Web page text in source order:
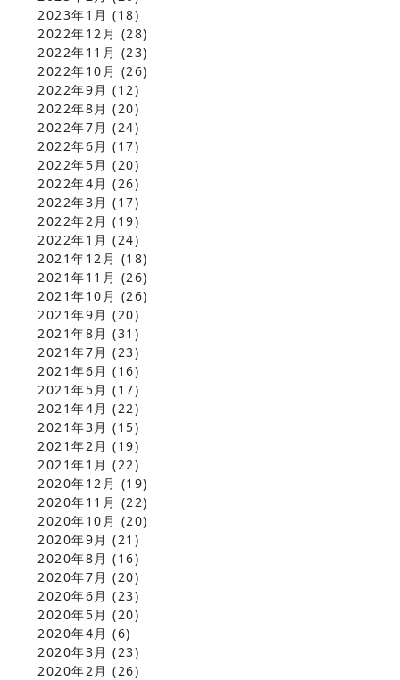
2023年1月 (18)
2022年12月 (28)
2022年11月 (23)
2022年10月 (26)
2022年9月 (12)
2022年8月 (20)
2022年7月 (24)
2022年6月 (17)
2022年5月 (20)
2022年4月 (26)
2022年3月 (17)
2022年2月 (19)
2022年1月 (24)
2021年12月 (18)
2021年11月 (26)
2021年10月 (26)
2021年9月 (20)
2021年8月 (31)
2021年7月 (23)
2021年6月 (16)
2021年5月 (17)
2021年4月 (22)
2021年3月 (15)
2021年2月 (19)
2021年1月 (22)
2020年12月 (19)
2020年11月 (22)
2020年10月 (20)
2020年9月 (21)
2020年8月 (16)
2020年7月 (20)
2020年6月 (23)
2020年5月 (20)
2020年4月 (6)
2020年3月 (23)
2020年2月 (26)